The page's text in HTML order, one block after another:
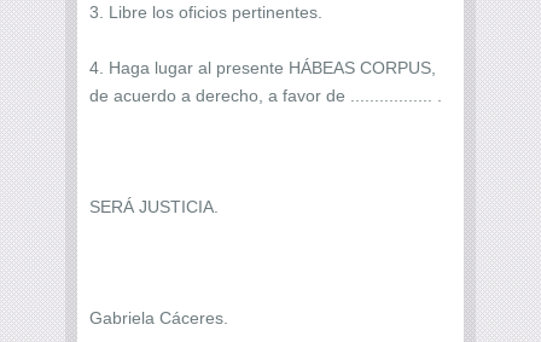
3. Libre los oficios pertinentes.
4. Haga lugar al presente HÁBEAS CORPUS,
de acuerdo a derecho, a favor de ................. .
SERÁ JUSTICIA.
Gabriela Cáceres.